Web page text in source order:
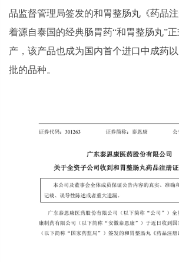
品监督管理局签发的和胃整肠丸《药品
着源自泰国的经典肠胃药“和胃整肠丸”
产，该产品也成为国内首个进口中成药
批的品种。